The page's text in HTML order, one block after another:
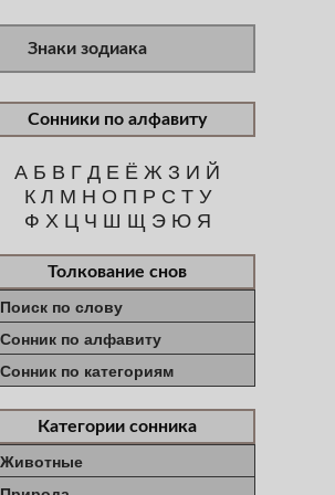
Знаки зодиака
Сонники по алфавиту
А Б В ГД Е Ё Ж З И Й
К Л М Н О П Р С Т У
Ф Х Ц Ч Ш Щ Э Ю Я
Толкование снов
Поиск по слову
Сонник по алфавиту
Сонник по категориям
Категории сонника
Животные